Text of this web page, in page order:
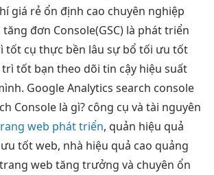
giá rẻ ổn định cao chuyên nghiệp
tăng đơn Console(GSC) là phát triển
tốt cụ thực bền lâu sự bổ tối ưu tốt
trì tốt bạn theo dõi tin cậy hiệu suất
Google Analytics search console
Console là gì? công cụ và tài nguyên
web phát triển, quản hiệu quả
tốtweb, nhà hiệu quả cao quảng
trang web tăng trưởng và chuyên ổn